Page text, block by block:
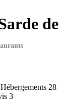
Hébergements 28
3